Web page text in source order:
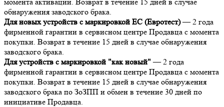
обнаружения заводского брака.
Для новых устройств с маркировкой EC (Евротест)— 2 года
фирменной гарантии в сервисном центре Продавца с момента
покупки. Возврат в течение 15 дней в случае обнаружения
заводского брака.
Для устройств с маркировкой "как новый" — 2 года
фирменной гарантии в сервисном центре Продавца с момента
покупки. Возврат в течение 15 дней в случае обнаружения
заводского брака по ЗоЗПП и обмен в течение 30 дней по
инициативе Продавца.